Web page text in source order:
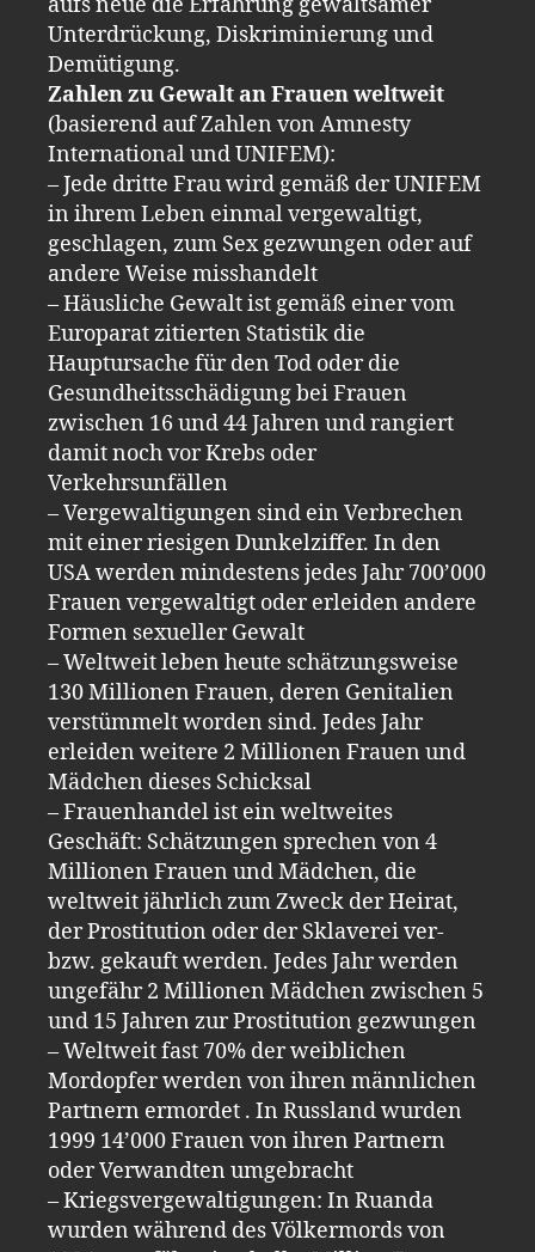
Unterdrückung, Diskriminierung und
Demütigung.
Zahlen zu Gewalt an Frauen weltweit
(basierend auf Zahlen von Amnesty
International und UNIFEM):
– Jede dritte Frau wird gemäß der UNIFEM
in ihrem Leben einmal vergewaltigt,
geschlagen, zum Sex gezwungen oder auf
andere Weise misshandelt
– Häusliche Gewalt ist gemäß einer vom
Europarat zitierten Statistik die
Hauptursache für den Tod oder die
Gesundheitsschädigung bei Frauen
zwischen 16 und 44 Jahren und rangiert
damit noch vor Krebs oder
Verkehrsunfällen
– Vergewaltigungen sind ein Verbrechen
mit einer riesigen Dunkelziffer. In den
USA werden mindestens jedes Jahr 700’000
Frauen vergewaltigt oder erleiden andere
Formen sexueller Gewalt
– Weltweit leben heute schätzungsweise
130 Millionen Frauen, deren Genitalien
verstümmelt worden sind. Jedes Jahr
erleiden weitere 2 Millionen Frauen und
Mädchen dieses Schicksal
– Frauenhandel ist ein weltweites
Geschäft: Schätzungen sprechen von 4
Millionen Frauen und Mädchen, die
weltweit jährlich zum Zweck der Heirat,
der Prostitution oder der Sklaverei ver-
bzw. gekauft werden. Jedes Jahr werden
ungefähr 2 Millionen Mädchen zwischen 5
und 15 Jahren zur Prostitution gezwungen
– Weltweit fast 70% der weiblichen
Mordopfer werden von ihren männlichen
Partnern ermordet . In Russland wurden
1999 14’000 Frauen von ihren Partnern
oder Verwandten umgebracht
– Kriegsvergewaltigungen: In Ruanda
wurden während des Völkermords von